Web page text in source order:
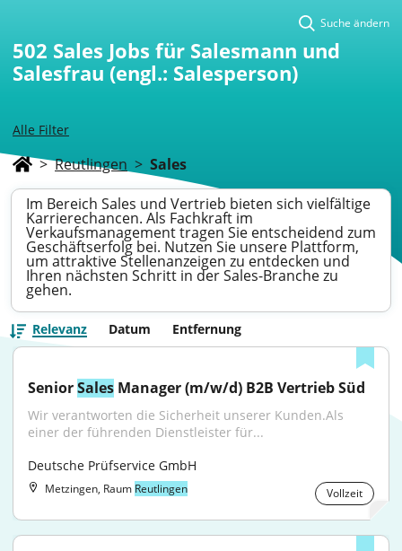
Alle Filter
Suche ändern
502 Sales Jobs für Salesmann und
Salesfrau (engl.: Salesperson)
> Reutlingen > Sales
Im Bereich Sales und Vertrieb bieten sich vielfältige
Karrierechancen. Als Fachkraft im
Verkaufsmanagement tragen Sie entscheidend zum
Geschäftserfolg bei. Nutzen Sie unsere Plattform,
um attraktive Stellenanzeigen zu entdecken und
Ihren nächsten Schritt in der Sales-Branche zu
gehen.
Relevanz Datum Entfernung
Senior Sales Manager (m/w/d) B2B Vertrieb Süd
Wir verantworten die Sicherheit unserer Kunden.Als
einer der führenden Dienstleister für...
Deutsche Prüfservice GmbH
Metzingen, Raum Reutlingen Vollzeit